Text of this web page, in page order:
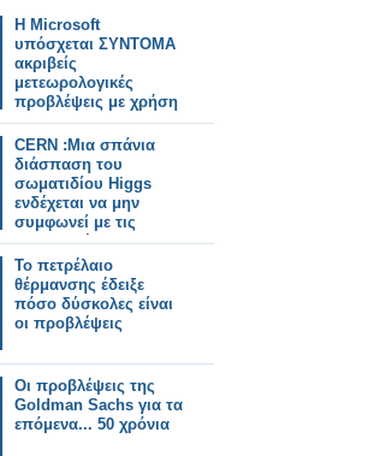
Η Microsoft
υπόσχεται ΣΥΝΤΟΜΑ
ακριβείς
μετεωρολογικές
προβλέψεις με χρήση
AI
CERN :Μια σπάνια
διάσπαση του
σωματιδίου Higgs
ενδέχεται να μην
συμφωνεί με τις
θεωρητικές
προβλέψεις
Το πετρέλαιο
θέρμανσης έδειξε
πόσο δύσκολες είναι
οι προβλέψεις
Οι προβλέψεις της
Goldman Sachs για τα
επόμενα... 50 χρόνια